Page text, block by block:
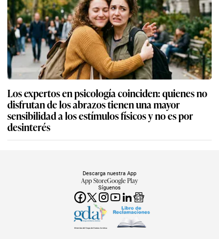
Los expertos en psicología coinciden: quienes no
disfrutan de los abrazos tienen una mayor
sensibilidad a los estímulos físicos y no es por
desinterés
Síguenos
Descarga nuestra App
App StoreGoogle Play
Miembro del Grupo de Diarios América